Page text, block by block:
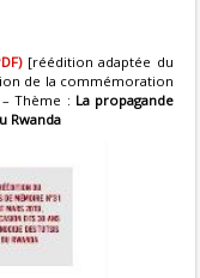
[réédition adaptée du
de la commémoration
Thème : La propagande
Rwanda